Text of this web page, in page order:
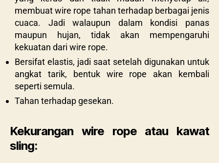
membuat wire rope tahan terhadap berbagai jenis
cuaca. Jadi walaupun dalam kondisi panas
maupun hujan, tidak akan mempengaruhi
kekuatan dari wire rope.
Bersifat elastis, jadi saat setelah digunakan untuk
angkat tarik, bentuk wire rope akan kembali
seperti semula.
Tahan terhadap gesekan.
Kekurangan wire rope atau kawat
sling: